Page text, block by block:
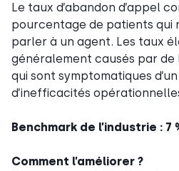
Le taux d’abandon d’appel
pourcentage de patients qui
parler à un agent. Les taux
généralement causés par de
qui sont symptomatiques
d’inefficacités
Benchmark de l’industrie : 7
Comment l’améliorer ?